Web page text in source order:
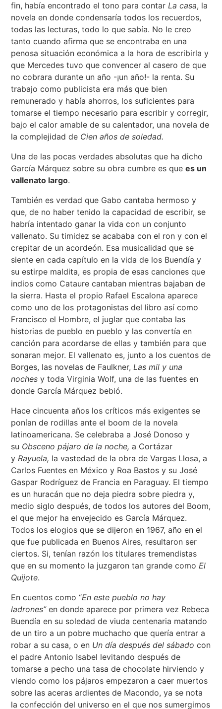
fin, había encontrado el tono para contarLa casa, la
novela en donde condensaría todos los recuerdos,
todas las lecturas, todo lo que sabía. No le creo
tanto cuando afirma que se encontraba en una
penosa situación económica a la hora de escribirla y
que Mercedes tuvo que convencer al casero de que
no cobrara durante un año -¡un año!- la renta. Su
trabajo como publicista era más que bien
remunerado y había ahorros, los suficientes para
tomarse el tiempo necesario para escribir y corregir,
bajo el calor amable de su calentador, una novela de
la complejidad de Cien años de soledad.
Una de las pocas verdades absolutas que ha dicho
García Márquez sobre su obra cumbre es quees un
vallenato largo.
También es verdad que Gabo cantaba hermoso y
que, de no haber tenido la capacidad de escribir, se
habría intentado ganar la vida con un conjunto
vallenato. Su timidez se acababa con el ron y con el
crepitar de un acordeón. Esa musicalidad que se
siente en cada capítulo en la vida de los Buendía y
su estirpe maldita, es propia de esas canciones que
indios como Cataure cantaban mientras bajaban de
la sierra. Hasta el propio Rafael Escalona aparece
como uno de los protagonistas del libro así como
Francisco el Hombre, el juglar que contaba las
historias de pueblo en pueblo y las convertía en
canción para acordarse de ellas y también para que
sonaran mejor. El vallenato es, junto a los cuentos de
Borges, las novelas de Faulkner,Las mil y una
noches y toda Virginia Wolf, una de las fuentes en
donde García Márquez bebió.
Hace cincuenta años los críticos más exigentes se
ponían de rodillas ante el boom de la novela
latinoamericana. Se celebraba a José Donoso y
su Obsceno pájaro de la noche,a Cortázar
yRayuela, la vastedad de la obra de Vargas Llosa, a
Carlos Fuentes en México y Roa Bastos y su José
Gaspar Rodríguez de Francia en Paraguay. El tiempo
es un huracán que no deja piedra sobre piedra y,
medio siglo después, de todos los autores del Boom,
el que mejor ha envejecido es García Márquez.
Todos los elogios que se dijeron en 1967, año en el
que fue publicada en Buenos Aires, resultaron ser
ciertos. Si, tenían razón los titulares tremendistas
que en su momento la juzgaron tan grande comoEl
Quijote.
En cuentos como “En este pueblo no hay
ladrones”en donde aparece por primera vez Rebeca
Buendía en su soledad de viuda centenaria matando
de un tiro a un pobre muchacho que quería entrar a
robar a su casa, o en Un día después del sábadocon
el padre Antonio Isabel levitando después de
tomarse a pecho una tasa de chocolate hirviendo y
viendo como los pájaros empezaron a caer muertos
sobre las aceras ardientes de Macondo, ya se nota
la confección del universo en el que nos sumergimos